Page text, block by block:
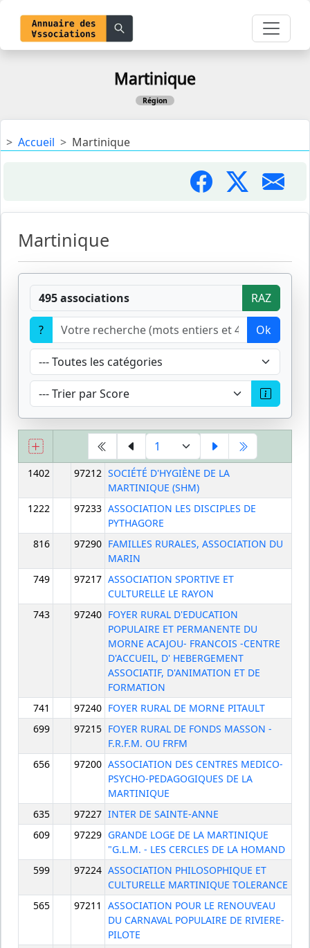
Martinique
Région
Accueil Martinique
Martinique
495 associations RAZ
? Ok
1402 97212 SOCIÉTÉ D'HYGIÈNE DE LA
MARTINIQUE (SHM)
1222
97233 ASSOCIATION LES DISCIPLES DE
PYTHAGORE
816
97290 FAMILLES RURALES, ASSOCIATION DU
MARIN
749
97217 ASSOCIATION SPORTIVE ET
CULTURELLE LE RAYON
743
97240 FOYER RURAL D'EDUCATION
POPULAIRE ET PERMANENTE DU
MORNE ACAJOU- FRANCOIS -CENTRE
D'ACCUEIL, D' HEBERGEMENT
ASSOCIATIF, D'ANIMATION ET DE
FORMATION
741
97240 FOYER RURAL DE MORNE PITAULT
699
97215 FOYER RURAL DE FONDS MASSON -
F.R.F.M. OU FRFM
656
97200 ASSOCIATION DES CENTRES MEDICO-
PSYCHO-PEDAGOGIQUES DE LA
MARTINIQUE
635
97227 INTER DE SAINTE-ANNE
609
97229 GRANDE LOGE DE LA MARTINIQUE
"G.L.M. - LES CERCLES DE LA HOMAND
599
97224 ASSOCIATION PHILOSOPHIQUE ET
CULTURELLE MARTINIQUE TOLERANCE
565
97211
ASSOCIATION POUR LE RENOUVEAU
DU CARNAVAL POPULAIRE DE RIVIERE-
PILOTE